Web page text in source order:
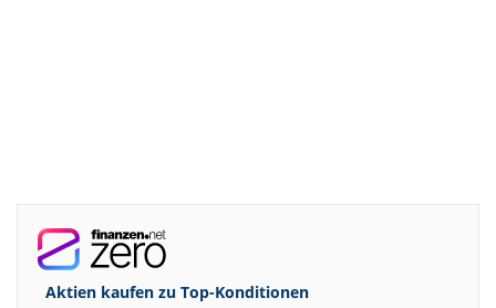
Aktien kaufen zu Top-Konditionen